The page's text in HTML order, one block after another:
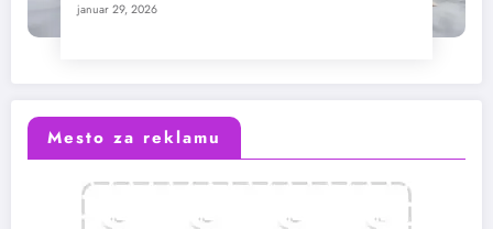
januar 29, 2026
Mesto za reklamu